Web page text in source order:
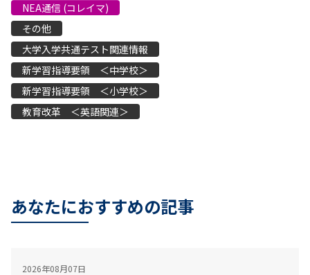
NEA通信 (コレイマ)
その他
大学入学共通テスト関連情報
新学習指導要領 ＜中学校＞
新学習指導要領 ＜小学校＞
教育改革 ＜英語関連＞
あなたにおすすめの記事
2026年08月07日